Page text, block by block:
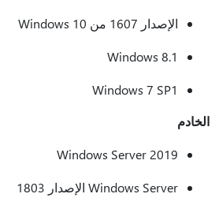
الإصدار 1607 من Windows 10
Windows 8.1
Windows 7 SP1
الخادم
Windows Server 2019
Windows Server الإصدار 1803